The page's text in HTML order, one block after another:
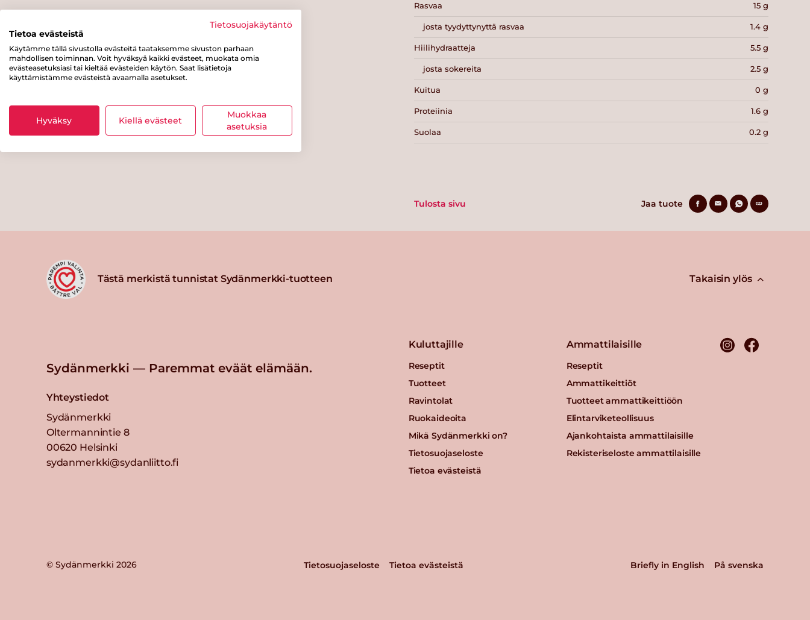
Rasvaa 15 g
josta tyydyttynyttä rasvaa 1.4 g
Hiilihydraatteja 5.5 g
josta sokereita 2.5 g
Kuitua 0 g
Proteiinia 1.6 g
Suolaa 0.2 g
Tulosta sivu Jaa tuote
Tästä merkistä tunnistat Sydänmerkki-tuotteen Takaisin ylös
Sydänmerkki — Paremmat eväät elämään.
Yhteystiedot
Sydänmerkki
Oltermannintie 8
00620 Helsinki
sydanmerkki@sydanliitto.fi
Kuluttajille
Reseptit
Tuotteet
Ravintolat
Ruokaideoita
Mikä Sydänmerkki on?
Tietosuojaseloste
Tietoa evästeistä
Ammattilaisille
Reseptit
Ammattikeittiöt
Tuotteet ammattikeittiöön
Elintarviketeollisuus
Ajankohtaista ammattilaisille
Rekisteriseloste ammattilaisille
© Sydänmerkki 2026 Tietosuojaseloste Tietoa evästeistä Briefly in English På svenska
Tietosuojakäytäntö
Tietoa evästeistä
Käytämme tällä sivustolla evästeitä taataksemme sivuston parhaan
mahdollisen toiminnan. Voit hyväksyä kaikki evästeet, muokata omia
evästeasetuksiasi tai kieltää evästeiden käytön. Saat lisätietoja
käyttämistämme evästeistä avaamalla asetukset.
Hyväksy Kiellä evästeet
Muokkaa
asetuksia